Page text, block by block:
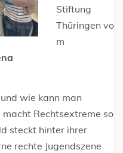
Stiftung
Thüringen vo
m
wie kann man
Rechtsextreme so
steckt hinter ihrer
rechte Jugendszene